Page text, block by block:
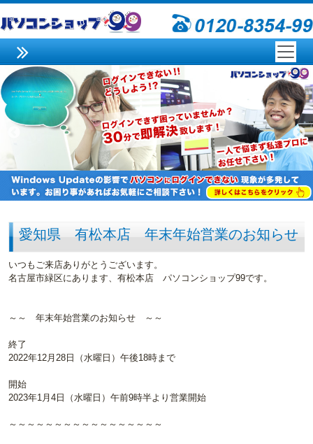
愛知県 有松本店 年末年始営業のお知らせ
いつもご来店ありがとうございます。
名古屋市緑区にあります、有松本店 パソコンショップ99です。
～～ 年末年始営業のお知らせ ～～
終了
2022年12月28日（水曜日）午後18時まで
開始
2023年1月4日（水曜日）午前9時半より営業開始
～～～～～～～～～～～～～～～～～